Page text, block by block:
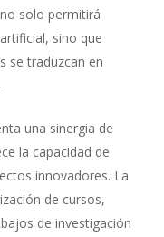
solo permitirá
sino que
se traduzcan en
una sinergia de
la capacidad de
innovadores. La
de cursos,
de investigación